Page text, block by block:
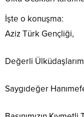
İşte o konuşma:
Aziz Türk Gençliği,
Değerli
Saygıdeğer